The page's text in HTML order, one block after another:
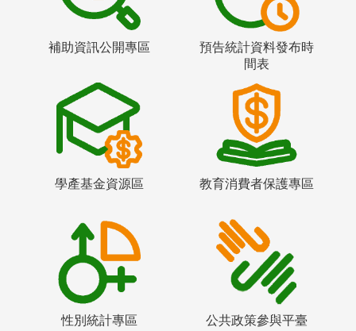
補助資訊公開專區
預告統計資料發布時
間表
學產基金資源區 教育消費者保護專區
性別統計專區 公共政策參與平臺